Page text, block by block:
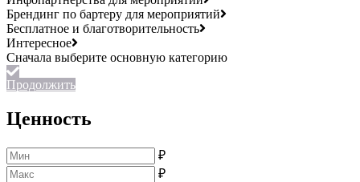
Брендинг по бартеру для мероприятий
Бесплатное и благотворительность
Интересное
Продолжить
Ценность
₽
₽